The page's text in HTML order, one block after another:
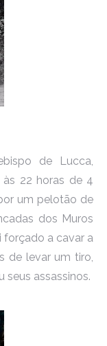
de Lucca,
às 22 horas de 4
um pelotão de
dos Muros
forçado a cavar a
de levar um tiro,
seus assassinos.